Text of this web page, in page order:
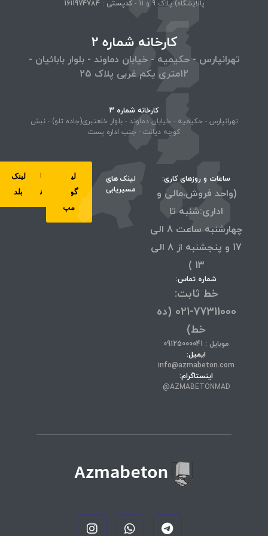
پالایشگاه) پلاک 9 و 11 -
کد‌پستی : 1611974784
کارخانه شماره 2
تهرانپارس - حکیمیه - خیابان دماوند - بلوار بابائیان -
12متری یکم غربی پلاک 25
کارخانه شماره 3
تهرانپارس - حکیمیه - خیابان دماوند - بلوار خلعتبری(جاده تلو) - نبش
کوچه دیانت - جنب اداره پست
ساعات و روزهای کاری:
(واحد فروش،مالی و
اداری:شنبه تا
چهارشنبه ساعت 8 الی
17 و پنجشنبه از 8 الی
13 )
شماره تماس:
خط ثابت:
77311000-021 (ده
خط)
موبایل : 09125000041
ایمیل:
info@azmabeton.com
اینستاگرام:
AZMABETONMAD@
لینک های
مسیریابی
لینک
گوگل
مپ
لینک
نشان
لینک
بلد